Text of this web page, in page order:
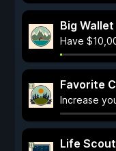
Big Wallet
Have
Favorite
Increase
Life Scout